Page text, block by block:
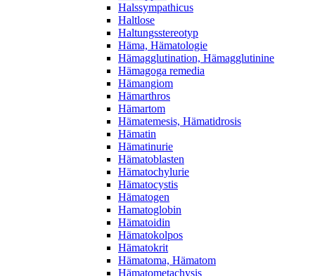
Halssympathicus
Haltlose
Haltungsstereotyp
Häma, Hämatologie
Hämagglutination, Hämagglutinine
Hämagoga remedia
Hämangiom
Hämarthros
Hämartom
Hämatemesis, Hämatidrosis
Hämatin
Hämatinurie
Hämatoblasten
Hämatochylurie
Hämatocystis
Hämatogen
Hamatoglobin
Hämatoidin
Hämatokolpos
Hämatokrit
Hämatoma, Hämatom
Hämatometachysis